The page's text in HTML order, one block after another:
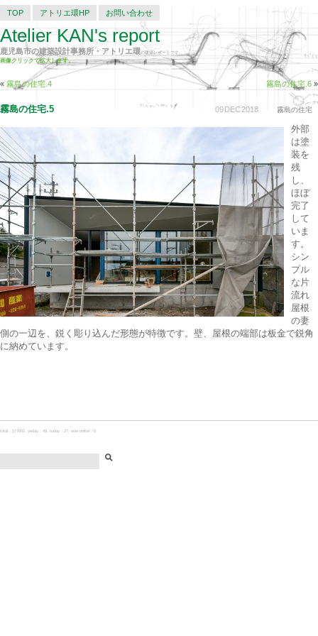
TOP アトリエ環HP お問い合わせ
Atelier KAN's report
鹿児島市の建築設計事務所・アトリエ環の建築レポートです。
画像クリックで拡大します。
« 霧島の住宅.4 霧島の住宅.6 »
09DEC2018 霧島の住宅
霧島の住宅.5
外部
は塗
装を
残
し、
ほぼ
完了
して
いま
す。
シン
プル
な片
流れ
屋根
の妻
側の一辺を、鋭く彫り込んだ形態が特徴です。壁、屋根の端部は板金で鋭角
に納めています。
total：577602, yeday：49, today：27, now online：0